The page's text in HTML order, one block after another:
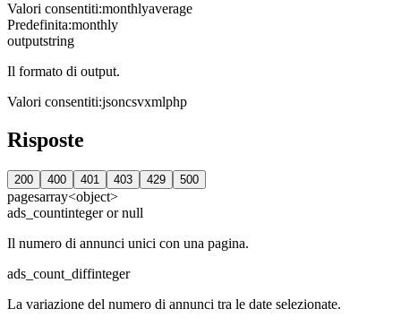
Valori consentiti:monthlyaverage
Predefinita:monthly
outputstring
Il formato di output.
Valori consentiti:jsoncsvxmlphp
Risposte
200 400 401 403 429 500
pagesarray<object>
ads_countinteger or null
Il numero di annunci unici con una pagina.
ads_count_diffinteger
La variazione del numero di annunci tra le date selezionate.